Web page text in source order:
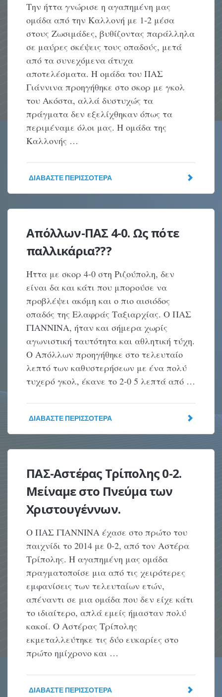
Την ήττα γνώρισε η αγαπημένη μας
ομάδα από την Καλλονή με 1-2 μέσα
στους Ζωσιμάδες, βυθίζοντας παράλληλα
σε μαύρες σκέψεις τους οπαδούς, μετά
από τα συνεχόμενα άτυχα
αποτελέσματα. Η ομάδα του ΠΑΣ
Γιάννινα προηγήθηκε στο σκορ με γκολ
του Ακόστα, αλλά δυστυχώς τα
πράγματα δεν εξελίχθηκαν όπως τα
περιμέναμε όλοι μας. Η ομάδα της
Καλλονής …
ΔΙΑΒΆΣΤΕ ΠΕΡΙΣΣΌΤΕΡΑ
Απόλλων-ΠΑΣ 4-0. Ως πότε
παλλικάρια???
Ήττα με σκορ 4-0 στη Ριζούπολη, δεν
είναι δα και κάτι που μπορούσε να
προβλέψει ακόμη και ο πιο αισιόδος
οπαδός της Ελαφράς Ταξιαρχίας. Ο ΠΑΣ
ΓΙΑΝΝΙΝΑ, ήταν και σήμερα χωρίς
αγωνιστική ταυτότητα και αθλητική τύχη.
Ο Απόλλων προηγήθηκε στο τελευταίο
λεπτό των καθυστερήσεων με ένα πολύ
τυχερό γκολ, έκανε το 2-0 5 λεπτά από …
ΔΙΑΒΆΣΤΕ ΠΕΡΙΣΣΌΤΕΡΑ
ΠΑΣ-Αστέρας Τρίπολης 0-2.
Μείναμε στο Πνεύμα των
Χριστουγέννων.
Ο ΠΑΣ ΓΙΑΝΝΙΝΑ έχασε στο πρώτο του
παιχνίδι το 2014 με 0-2, από τον Αστέρα
Τρίπολης. Η αγαπημένη μας ομάδα
πραγματοποίσε μια από τις χειρότερες
εμφανίσεις των τελευταίων ετών,
απέναντι σε μια ομάδα που δεν είχε κάτι
το ιδιαίτερο, απλά εμείς ήμασταν πολύ
κακοί. Ο Αστέρας Τρίπολης
εκμεταλλεύτηκε τις δύο ευκαρίες στο
πρώτο ημίχρονο και …
ΔΙΑΒΆΣΤΕ ΠΕΡΙΣΣΌΤΕΡΑ